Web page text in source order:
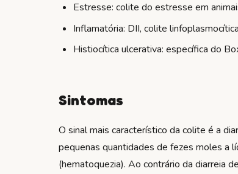
Estresse: colite do estresse em
Inflamatória: DII, colite
Histiocítica ulcerativa: específica do
Sintomas
O sinal mais característico da colite é a
pequenas quantidades de fezes moles a
(hematoquezia). Ao contrário da diarreia